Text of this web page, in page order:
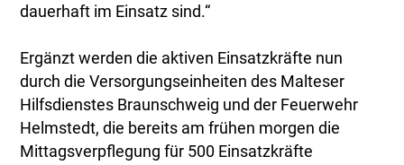
dauerhaft im Einsatz sind.“
Ergänzt werden die aktiven Einsatzkräfte nun
durch die Versorgungseinheiten des Malteser
Hilfsdienstes Braunschweig und der Feuerwehr
Helmstedt, die bereits am frühen morgen die
Mittagsverpflegung für 500 Einsatzkräfte